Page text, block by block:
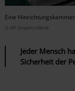
Eine
© AP GraphicsBank
Jeder Mensch
Sicherheit der